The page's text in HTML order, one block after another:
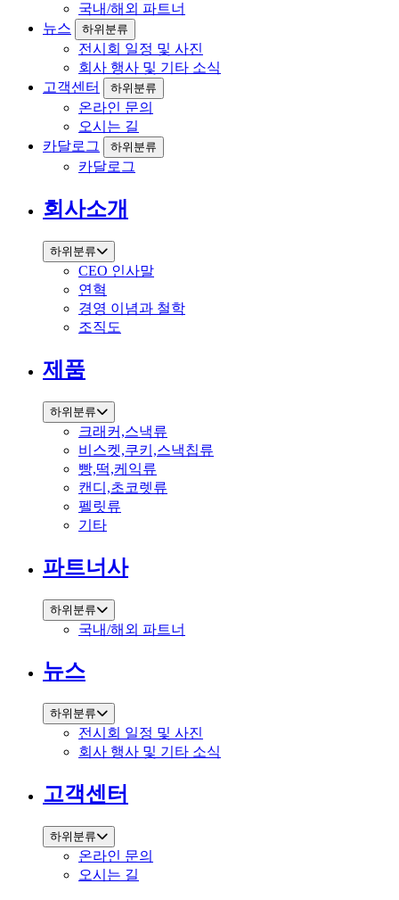
국내/해외 파트너
뉴스
하위분류
전시회 일정 및 사진
회사 행사 및 기타 소식
고객센터
하위분류
온라인 문의
오시는 길
카달로그
하위분류
카달로그
회사소개
하위분류
CEO 인사말
연혁
경영 이념과 철학
조직도
제품
하위분류
크래커,스낵류
비스켓,쿠키,스낵칩류
빵,떡,케익류
캔디,초코렛류
펠릿류
기타
파트너사
하위분류
국내/해외 파트너
뉴스
하위분류
전시회 일정 및 사진
회사 행사 및 기타 소식
고객센터
하위분류
온라인 문의
오시는 길